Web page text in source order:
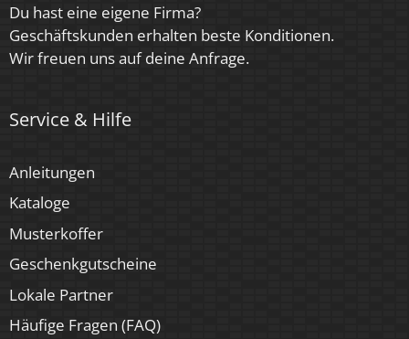
Marke / Hersteller
Luxvenum
4 Jahre
Für Möbeleinbau geeignet
Ja
Du hast eine eigene Firma?
Geschäftskunden erhalten beste Konditionen.
Wir freuen uns auf deine Anfrage.
Service & Hilfe
Anleitungen
Kataloge
Musterkoffer
Geschenkgutscheine
Lokale Partner
Häufige Fragen (FAQ)